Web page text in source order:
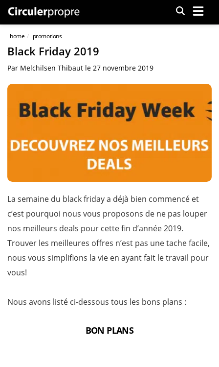
Menu
home promotions
Black Friday 2019
Par Melchilsen Thibaut le 27 novembre 2019
La semaine du black friday a déjà bien commencé et
c’est pourquoi nous vous proposons de ne pas louper
nos meilleurs deals pour cette fin d’année 2019.
Trouver les meilleures offres n’est pas une tache facile,
nous vous simplifions la vie en ayant fait le travail pour
vous!
Nous avons listé ci-dessous tous les bons plans :
BON PLANS